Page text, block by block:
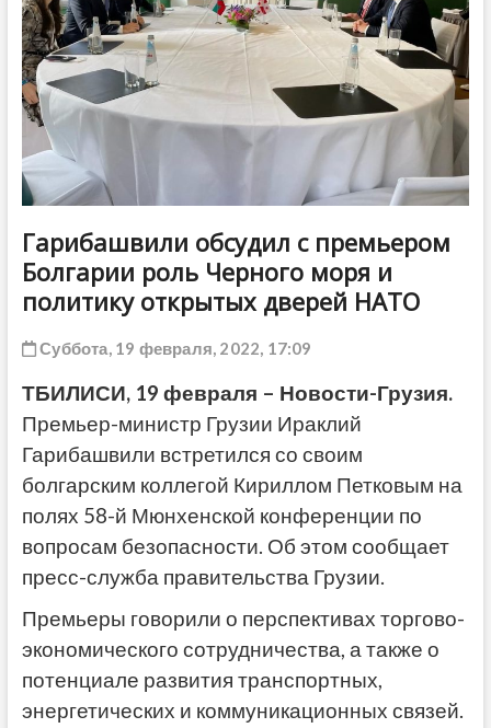
Гарибашвили обсудил с премьером
Болгарии роль Черного моря и
политику открытых дверей НАТО
Суббота, 19 февраля, 2022, 17:09
ТБИЛИСИ, 19 февраля – Новости-Грузия.
Премьер-министр Грузии Ираклий
Гарибашвили встретился со своим
болгарским коллегой Кириллом Петковым на
полях 58-й Мюнхенской конференции по
вопросам безопасности. Об этом сообщает
пресс-служба правительства Грузии.
Премьеры говорили о перспективах торгово-
экономического сотрудничества, а также о
потенциале развития транспортных,
энергетических и коммуникационных связей.